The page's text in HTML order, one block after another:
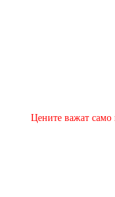
​Цените важат само